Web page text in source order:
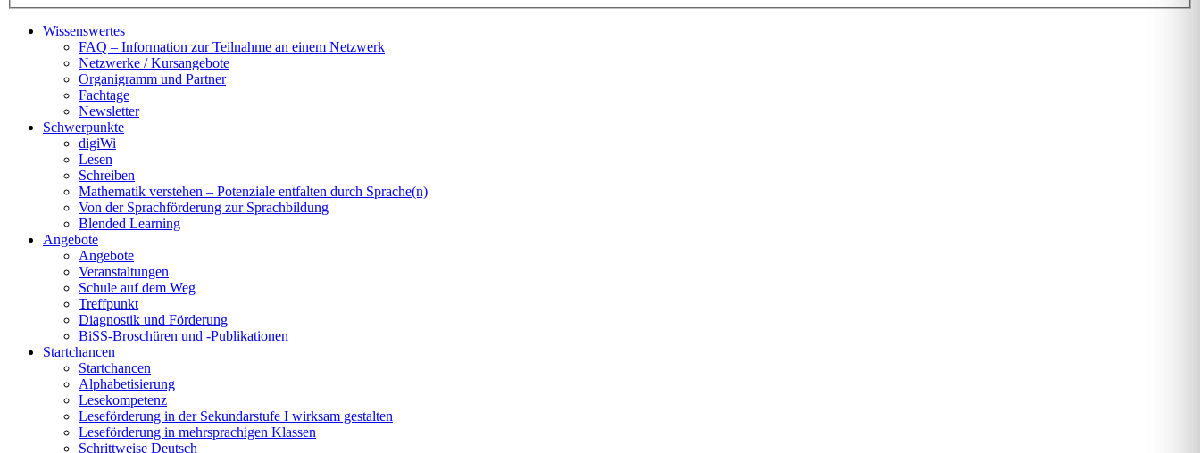
Wissenswertes
FAQ – Information zur Teilnahme an einem Netzwerk
Netzwerke / Kursangebote
Organigramm und Partner
Fachtage
Newsletter
Schwerpunkte
digiWi
Lesen
Schreiben
Mathematik verstehen – Potenziale entfalten durch Sprache(n)
Von der Sprachförderung zur Sprachbildung
Blended Learning
Angebote
Angebote
Veranstaltungen
Schule auf dem Weg
Treffpunkt
Diagnostik und Förderung
BiSS-Broschüren und -Publikationen
Startchancen
Startchancen
Alphabetisierung
Lesekompetenz
Leseförderung in der Sekundarstufe I wirksam gestalten
Leseförderung in mehrsprachigen Klassen
Schrittweise Deutsch